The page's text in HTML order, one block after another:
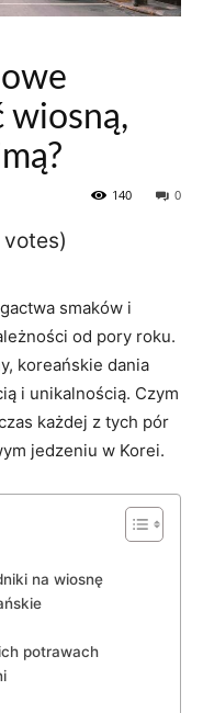
wiosną,
0
140
smaków⁣ i
od pory roku.‌
⁣koreańskie dania
i ‌unikalnością.⁢ Czym
każdej ‌z⁣ tych pór
jedzeniu w Korei.
na wiosnę
potrawach